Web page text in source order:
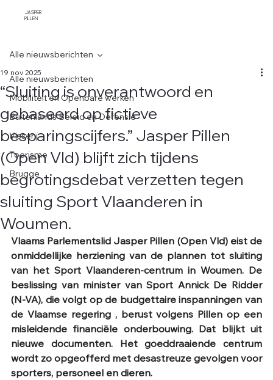
JASPER
PILLEN
Alle nieuwsberichten
Mobiliteit en Openbare werken
Buitenlands Beleid en Defensie
Visserij
Toerisme
Brugge
Alle nieuwsberichten
“Sluiting is onverantwoord en
gebaseerd op fictieve
besparingscijfers.” Jasper Pillen
(Open Vld) blijft zich tijdens
begrotingsdebat verzetten tegen
sluiting Sport Vlaanderen in
Woumen.
19 nov 2025
Vlaams Parlementslid Jasper Pillen (Open Vld) eist de
onmiddellijke herziening van de plannen tot sluiting
van het Sport Vlaanderen-centrum in Woumen. De
beslissing van minister van Sport Annick De Ridder
(N-VA), die volgt op de budgettaire inspanningen van
de Vlaamse regering , berust volgens Pillen op een
misleidende financiële onderbouwing. Dat blijkt uit
nieuwe documenten. Het goeddraaiende centrum
wordt zo opgeofferd met desastreuze gevolgen voor
sporters, personeel en dieren.